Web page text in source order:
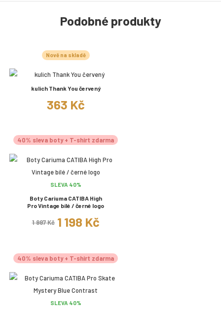
Podobné produkty
Nově na skladě
kulich Thank You červený
363 Kč
40% sleva boty + T-shirt zdarma
SLEVA 40%
Boty Cariuma CATIBA High
Pro Vintage bílé / černé logo
1 997 Kč 1 198 Kč
40% sleva boty + T-shirt zdarma
SLEVA 40%